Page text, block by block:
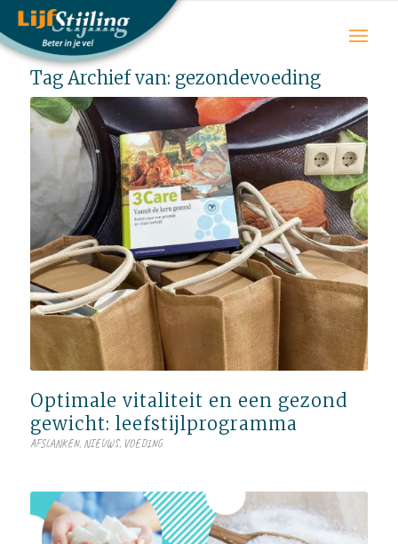
Tag Archief van: gezondevoeding
Optimale vitaliteit en een gezond
gewicht: leefstijlprogramma
AFSLANKEN, NIEUWS, VOEDING